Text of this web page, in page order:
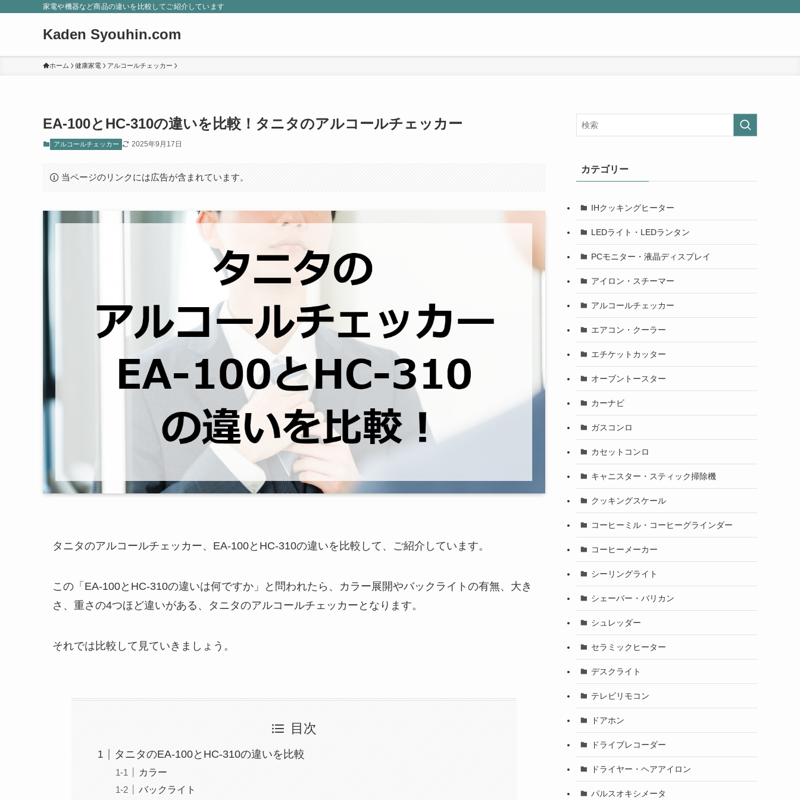
家電や機器など商品の違いを比較してご紹介しています
Kaden Syouhin.com
ホーム 健康家電 アルコールチェッカー
EA-100とHC-310の違いを比較！タニタのアルコールチェッカー
アルコールチェッカー 2025年9月17日
当ページのリンクには広告が含まれています。
タニタのアルコールチェッカー、EA-100とHC-310の違いを比較して、ご紹介しています。
この「EA-100とHC-310の違いは何ですか」と問われたら、カラー展開やバックライトの有無、大き
さ、重さの4つほど違いがある、タニタのアルコールチェッカーとなります。
それでは比較して見ていきましょう。
目次
タニタのEA-100とHC-310の違いを比較
カラー
バックライト
カテゴリー
IHクッキングヒーター
LEDライト・LEDランタン
PCモニター・液晶ディスプレイ
アイロン・スチーマー
アルコールチェッカー
エアコン・クーラー
エチケットカッター
オーブントースター
カーナビ
ガスコンロ
カセットコンロ
キャニスター・スティック掃除機
クッキングスケール
コーヒーミル・コーヒーグラインダー
コーヒーメーカー
シーリングライト
シェーバー・バリカン
シュレッダー
セラミックヒーター
デスクライト
テレビリモコン
ドアホン
ドライブレコーダー
ドライヤー・ヘアアイロン
パルスオキシメータ